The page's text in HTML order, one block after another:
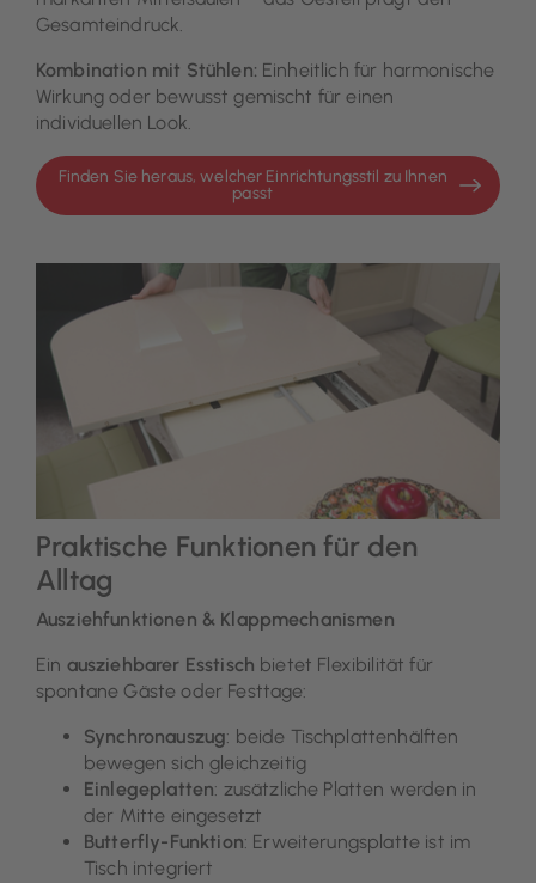
Gesamteindruck.
Kombination mit Stühlen: Einheitlich für harmonische
Wirkung oder bewusst gemischt für einen
individuellen Look.
Finden Sie heraus, welcher Einrichtungsstil zu Ihnen
passt
Praktische Funktionen für den
Alltag
Ausziehfunktionen & Klappmechanismen
Ein ausziehbarer Esstisch bietet Flexibilität für
spontane Gäste oder Festtage:
Synchronauszug: beide Tischplattenhälften
bewegen sich gleichzeitig
Einlegeplatten: zusätzliche Platten werden in
der Mitte eingesetzt
Butterfly-Funktion: Erweiterungsplatte ist im
Tisch integriert